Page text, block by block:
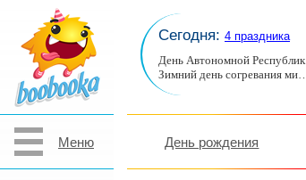
Меню
Сегодня: 4 праздника
День Автономной
Зимний день согревания
День рождения